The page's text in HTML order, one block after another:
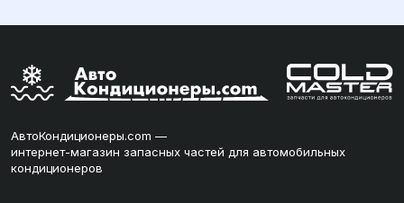
АвтоКондиционеры.com —
интернет-магазин запасных частей для автомобильных
кондиционеров